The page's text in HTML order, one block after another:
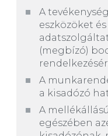
A
eszközöket
(megbízó)
A
a kisadózó
A
egészében